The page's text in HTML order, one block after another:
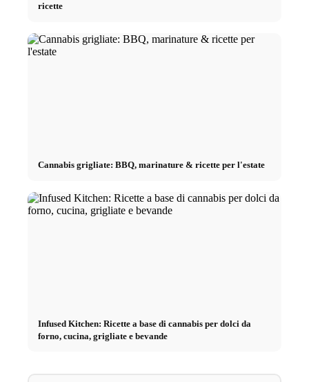
ricette
Cannabis grigliate: BBQ, marinature & ricette per l'estate
Infused Kitchen: Ricette a base di cannabis per dolci da
forno, cucina, grigliate e bevande